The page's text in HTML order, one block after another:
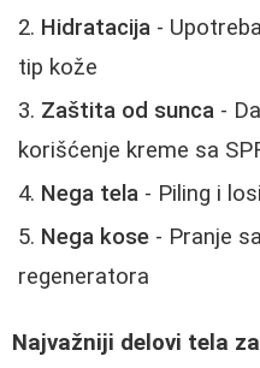
Hidratacija -
tip kože
Zaštita od sunca -
korišćenje kreme sa
Nega tela - Piling i
Nega kose - Pranje
regeneratora
Najvažniji delovi tela